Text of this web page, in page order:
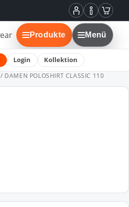
Mein
Konto
Informationen
Produkte Menü
Login Kollektion
/ DAMEN POLOSHIRT CLASSIC 110